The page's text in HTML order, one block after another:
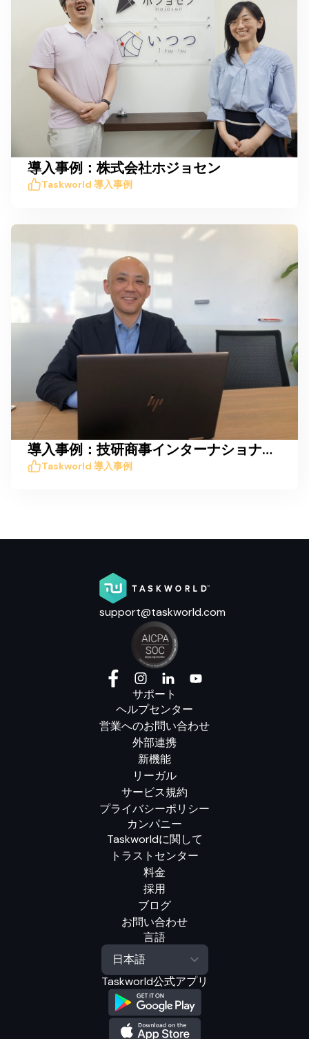
導入事例：株式会社ホジョセン
Taskworld 導入事例
導入事例：技研商事インターナショナル株式会社
Taskworld 導入事例
support@taskworld.com
サポート
ヘルプセンター
営業へのお問い合わせ
外部連携
新機能
リーガル
サービス規約
プライバシーポリシー
カンパニー
Taskworldに関して
トラストセンター
料金
採用
ブログ
お問い合わせ
言語
Taskworld公式アプリ